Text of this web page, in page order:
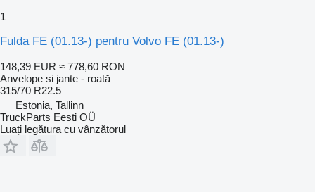
1
Fulda FE (01.13-) pentru Volvo FE (01.13-)
148,39 EUR ≈ 778,60 RON
Anvelope si jante - roată
315/70 R22.5
Estonia, Tallinn
TruckParts Eesti OÜ
Luați legătura cu vânzătorul